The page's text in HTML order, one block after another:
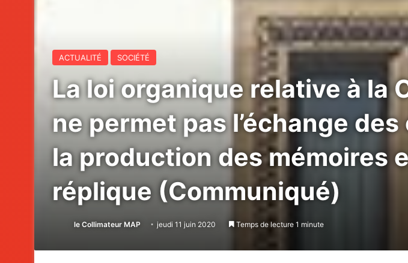
ACTUALITÉ SOCIÉTÉ
La loi organique relative à la
ne permet pas l’échange
la production des mémoires
réplique (Communiqué)
le Collimateur MAP jeudi 11 juin 2020 Temps de lecture 1 minute